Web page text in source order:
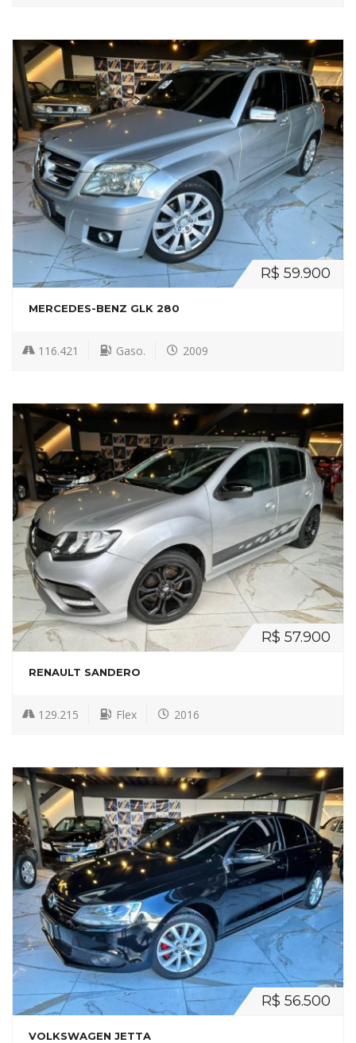
R$ 59.900
MERCEDES-BENZ GLK 280
116.421 Gaso. 2009
R$ 57.900
RENAULT SANDERO
129.215 Flex 2016
R$ 56.500
VOLKSWAGEN JETTA